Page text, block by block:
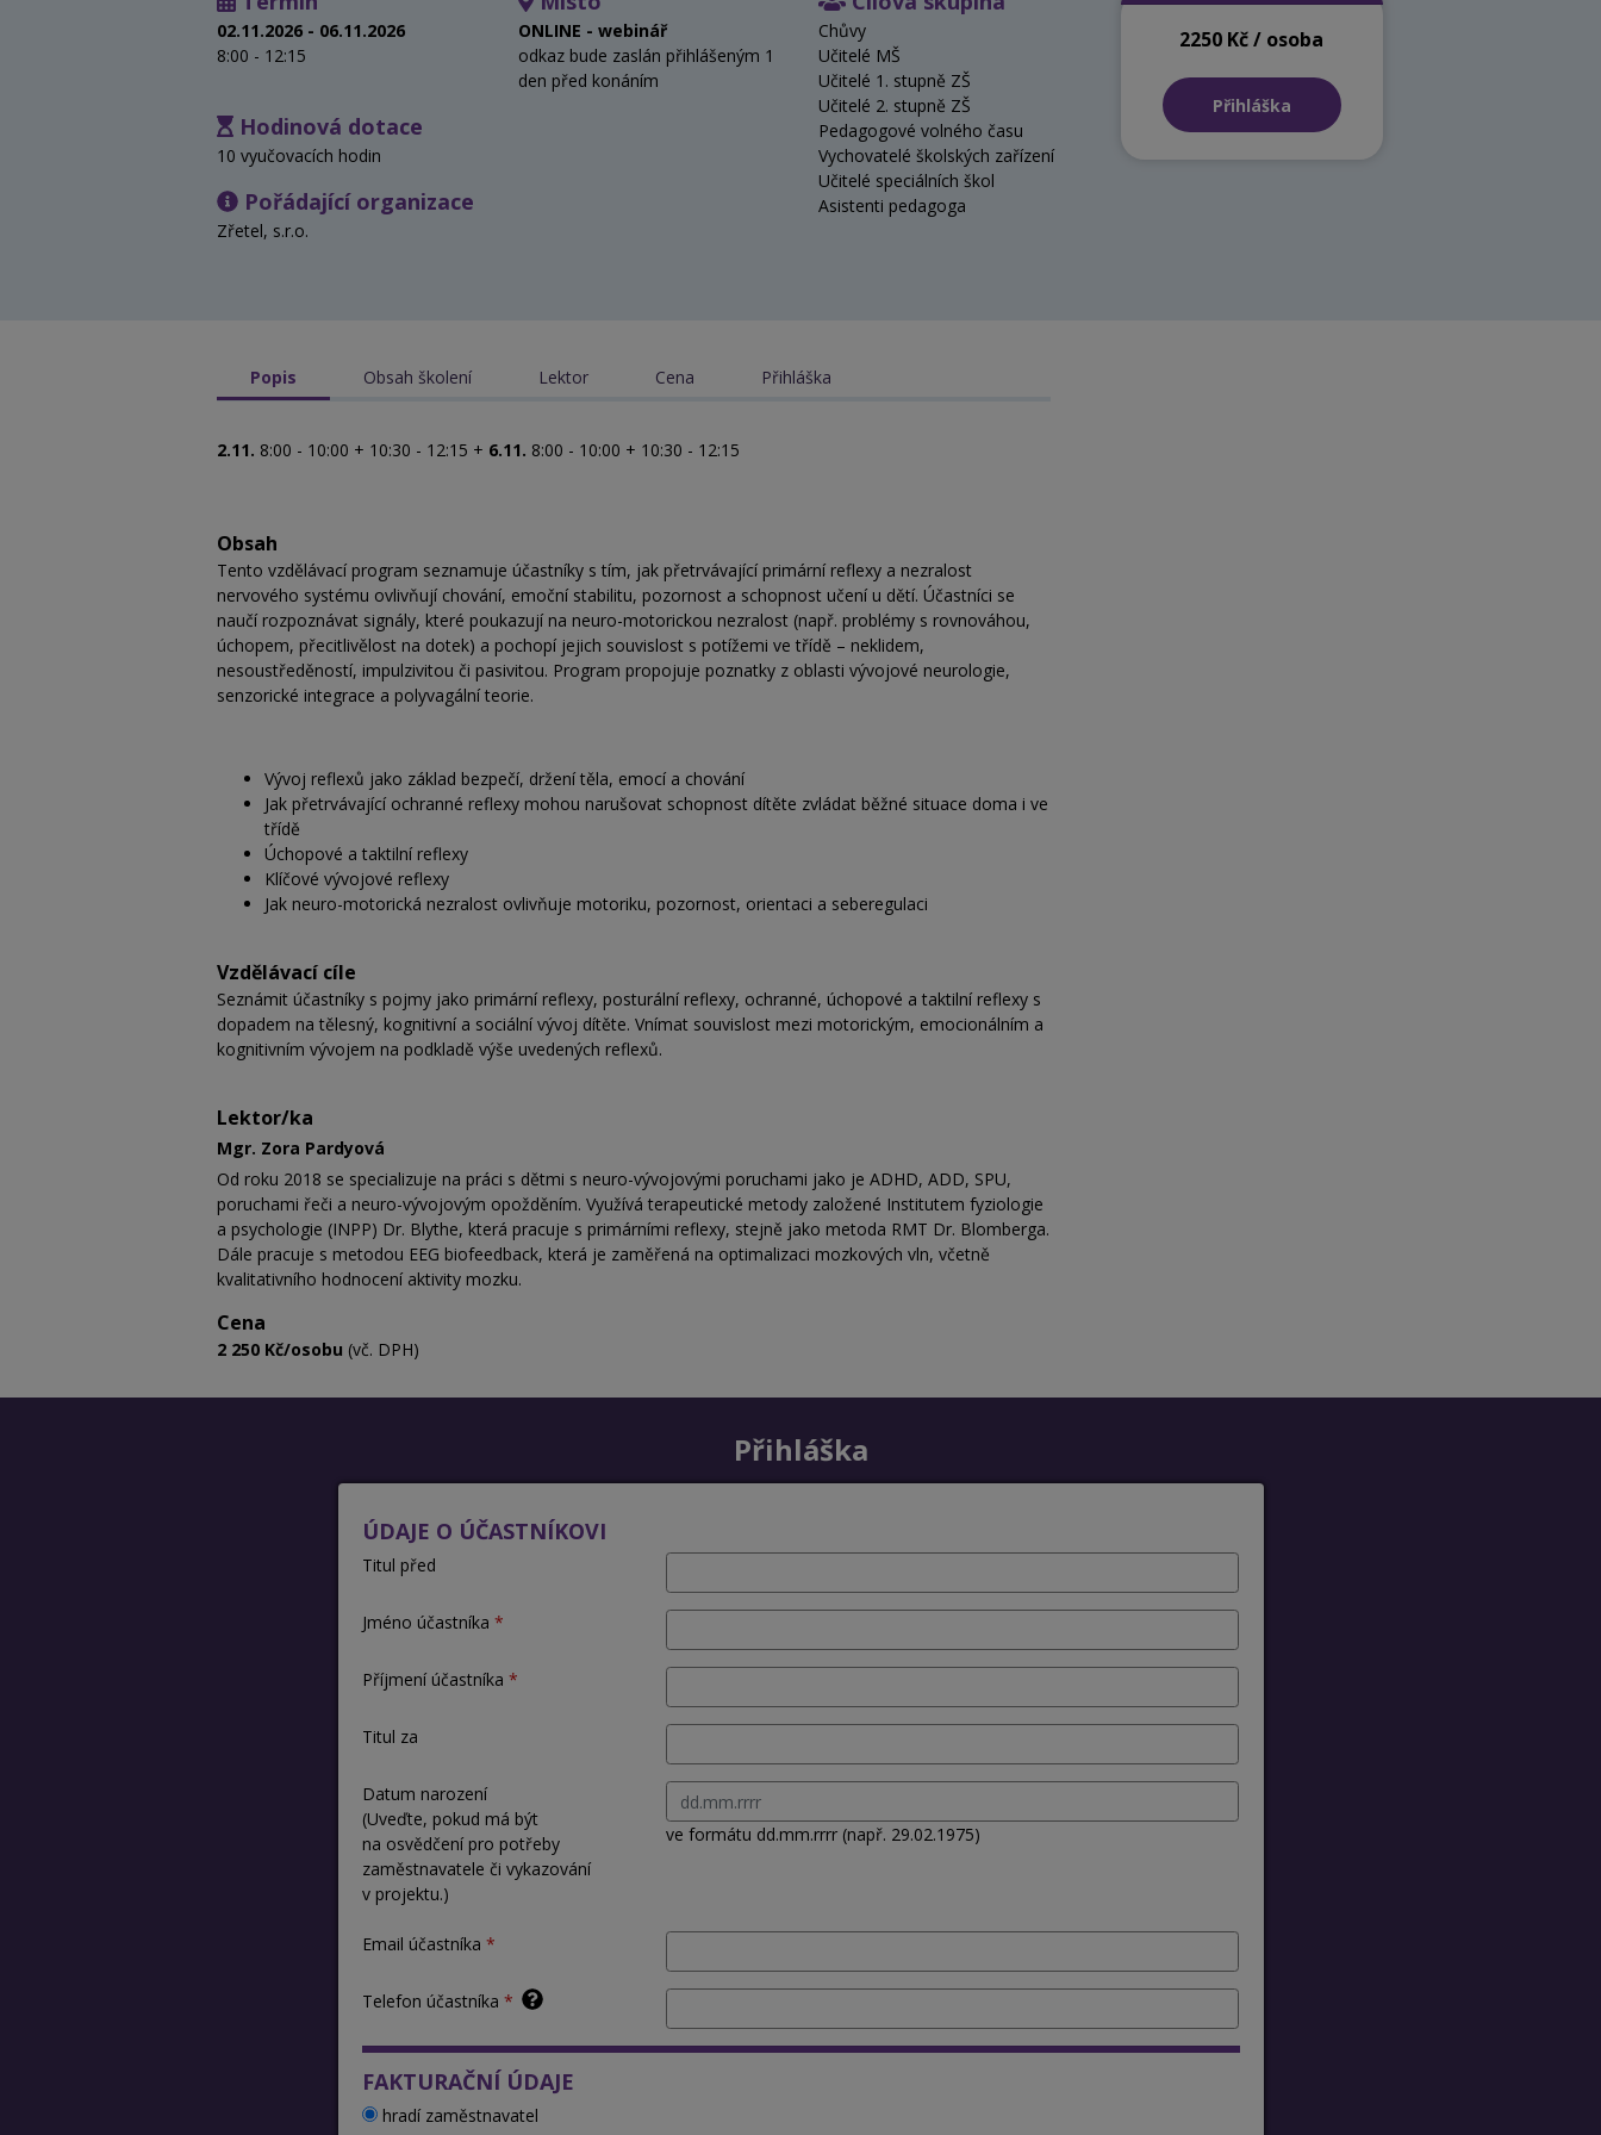
02.11.2026 - 06.11.2026
8:00 - 12:15
ONLINE - webinář
odkaz bude zaslán přihlášeným 1
den před konáním
Hodinová dotace
10 vyučovacích hodin
Pořádající organizace
Zřetel, s.r.o.
Chůvy
Učitelé MŠ
Učitelé 1. stupně ZŠ
Učitelé 2. stupně ZŠ
Pedagogové volného času
Vychovatelé školských zařízení
Učitelé speciálních škol
Asistenti pedagoga
2250 Kč / osoba
Přihláška
Popis Obsah školení Lektor Cena Přihláška
2.11. 8:00 - 10:00 + 10:30 - 12:15 + 6.11. 8:00 - 10:00 + 10:30 - 12:15
Obsah
Tento vzdělávací program seznamuje účastníky s tím, jak přetrvávající primární reflexy a nezralost
nervového systému ovlivňují chování, emoční stabilitu, pozornost a schopnost učení u dětí. Účastníci se
naučí rozpoznávat signály, které poukazují na neuro-motorickou nezralost (např. problémy s rovnováhou,
úchopem, přecitlivělost na dotek) a pochopí jejich souvislost s potížemi ve třídě – neklidem,
nesoustředěností, impulzivitou či pasivitou. Program propojuje poznatky z oblasti vývojové neurologie,
senzorické integrace a polyvagální teorie.
Vývoj reflexů jako základ bezpečí, držení těla, emocí a chování
Jak přetrvávající ochranné reflexy mohou narušovat schopnost dítěte zvládat běžné situace doma i ve
třídě
Úchopové a taktilní reflexy
Klíčové vývojové reflexy
Jak neuro-motorická nezralost ovlivňuje motoriku, pozornost, orientaci a seberegulaci
Vzdělávací cíle
Seznámit účastníky s pojmy jako primární reflexy, posturální reflexy, ochranné, úchopové a taktilní reflexy s
dopadem na tělesný, kognitivní a sociální vývoj dítěte. Vnímat souvislost mezi motorickým, emocionálním a
kognitivním vývojem na podkladě výše uvedených reflexů.
Lektor/ka
Mgr. Zora Pardyová
Od roku 2018 se specializuje na práci s dětmi s neuro-vývojovými poruchami jako je ADHD, ADD, SPU,
poruchami řeči a neuro-vývojovým opožděním. Využívá terapeutické metody založené Institutem fyziologie
a psychologie (INPP) Dr. Blythe, která pracuje s primárními reflexy, stejně jako metoda RMT Dr. Blomberga.
Dále pracuje s metodou EEG biofeedback, která je zaměřená na optimalizaci mozkových vln, včetně
kvalitativního hodnocení aktivity mozku.
Cena
2 250 Kč/osobu (vč. DPH)
Přihláška
ÚDAJE O ÚČASTNÍKOVI
Titul před
Jméno účastníka
Příjmení účastníka
Titul za
Datum narození
(Uveďte, pokud má být
na osvědčení pro potřeby
zaměstnavatele či vykazování
v projektu.)
ve formátu dd.mm.rrrr (např. 29.02.1975)
Email účastníka
Telefon účastníka
FAKTURAČNÍ ÚDAJE
hradí zaměstnavatel